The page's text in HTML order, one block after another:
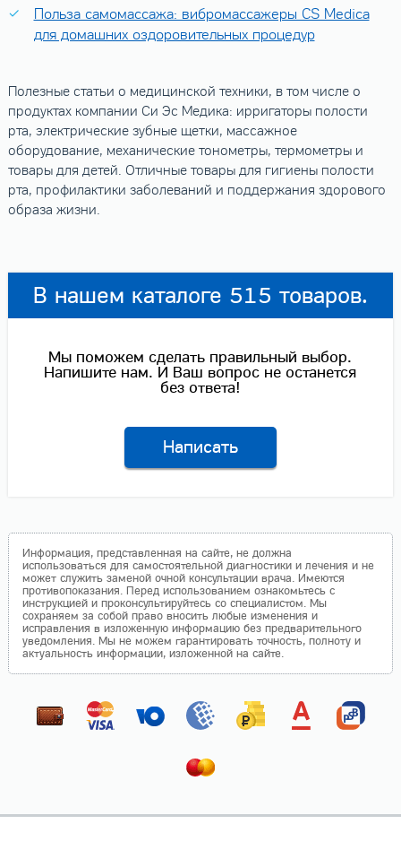
Польза самомассажа: вибромассажеры CS Medica
для домашних оздоровительных процедур
Полезные статьи о медицинской техники, в том числе о
продуктах компании Си Эс Медика: ирригаторы полости
рта, электрические зубные щетки, массажное
оборудование, механические тонометры, термометры и
товары для детей. Отличные товары для гигиены полости
рта, профилактики заболеваний и поддержания здорового
образа жизни.
В нашем каталоге 515 товаров.
Мы поможем сделать правильный выбор.
Напишите нам. И Ваш вопрос не останется
без ответа!
Написать
Информация, представленная на сайте, не должна
использоваться для самостоятельной диагностики и лечения и не
может служить заменой очной консультации врача. Имеются
противопоказания. Перед использованием ознакомьтесь с
инструкцией и проконсультируйтесь со специалистом. Мы
сохраняем за собой право вносить любые изменения и
исправления в изложенную информацию без предварительного
уведомления. Мы не можем гарантировать точность, полноту и
актуальность информации, изложенной на сайте.